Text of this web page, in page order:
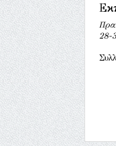
28-